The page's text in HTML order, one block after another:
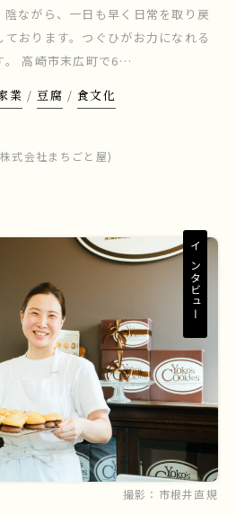
ながら、一日も早く日常を取り戻
おります。つぐひがお力になれる
。 高崎市末広町で6…
業 豆腐 食文化
式会社まちごと屋)
撮影： 市根井直規
インタビュー